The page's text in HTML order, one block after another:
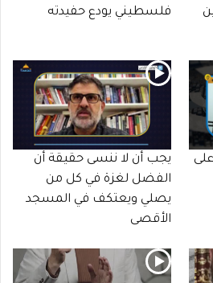
فلسطيني يودع حفيدته
يجب أن لا ننسى حقيقة أن
الفضل لغزة في كل من
يصلي ويعتكف في المسجد
الأقصى